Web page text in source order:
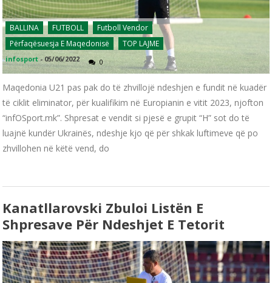
BALLINA FUTBOLL
Futboll Vendor
Përfaqësuesja E Maqedonisë
TOP LAJME
infosport - 05/06/2022 0
Maqedonia U21 pas pak do të zhvillojë ndeshjen e fundit në kuadër
të ciklit eliminator, për kualifikim në Europianin e vitit 2023, njofton
“infOSport.mk”. Shpresat e vendit si pjesë e grupit “H” sot do të
luajnë kundër Ukrainës, ndeshje kjo që për shkak luftimeve që po
zhvillohen në këtë vend, do
Kanatllarovski Zbuloi Listën E
Shpresave Për Ndeshjet E Tetorit